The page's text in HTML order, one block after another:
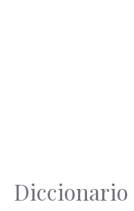
Diccionario